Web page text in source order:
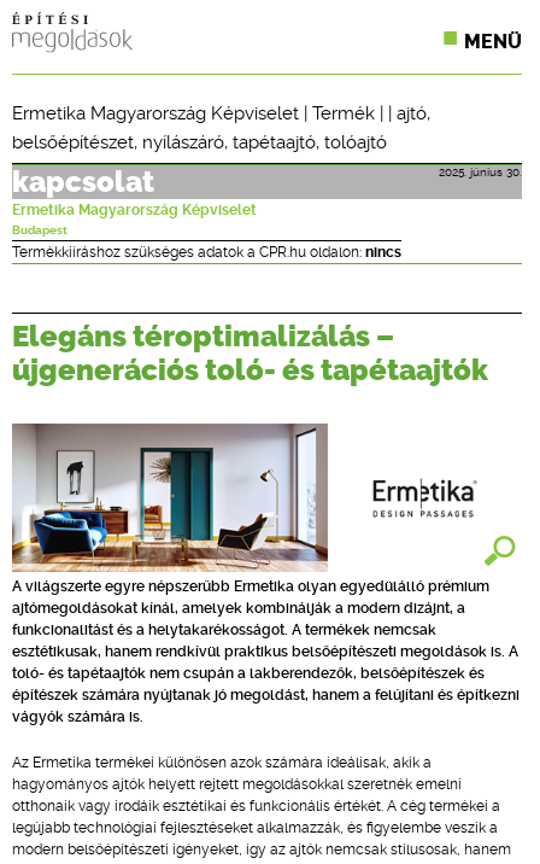
MENÜ
SZAKLAPOK
CPR TERMÉKKIÍRÁS
ÉPÍTÉSI JOG
ONLINE KÉPZÉSEK
TERVEZÉSI SEGÉDLETEK
Ermetika Magyarország Képviselet | Termék | | ajtó,
belsőépítészet, nyílászáró, tapétaajtó, tolóajtó
2025. június 30.
kapcsolat
Ermetika Magyarország Képviselet
Budapest
Termékkiíráshoz szükséges adatok a CPR.hu oldalon: nincs
Elegáns téroptimalizálás –
újgenerációs toló- és tapétaajtók
A világszerte egyre népszerűbb Ermetika olyan egyedülálló prémium
ajtómegoldásokat kínál, amelyek kombinálják a modern dizájnt, a
funkcionalitást és a helytakarékosságot. A termékek nemcsak
esztétikusak, hanem rendkívül praktikus belsőépítészeti megoldások is. A
toló- és tapétaajtók nem csupán a lakberendezők, belsőépítészek és
építészek számára nyújtanak jó megoldást, hanem a felújítani és építkezni
vágyók számára is.
Az Ermetika termékei különösen azok számára ideálisak, akik a
hagyományos ajtók helyett rejtett megoldásokkal szeretnék emelni
otthonaik vagy irodáik esztétikai és funkcionális értékét. A cég termékei a
legújabb technológiai fejlesztéseket alkalmazzák, és figyelembe veszik a
modern belsőépítészeti igényeket, így az ajtók nemcsak stílusosak, hanem